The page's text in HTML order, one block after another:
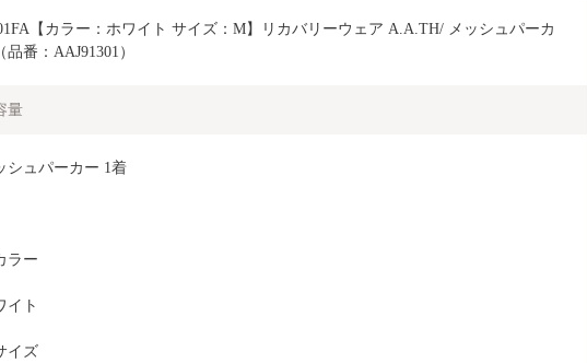
【カラー：ホワイト サイズ：M】リカバリーウェア A.A.TH/ メッシュパーカ
品番：AAJ91301）
量
シュパーカー 1着
ラー
イト
イズ